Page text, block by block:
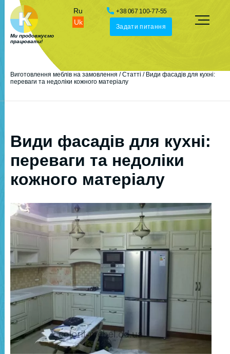
Ми продовжуємо
працювати!
Uk
Ru +38 067 100-77-55
Задати питання
Виготовлення меблів на замовлення /Статті / Види фасадів для кухні:
переваги та недоліки кожного матеріалу
Види фасадів для кухні:
переваги та недоліки
кожного матеріалу